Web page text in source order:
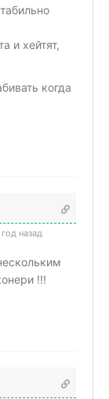
и хейтят,
когда
год назад
!!!